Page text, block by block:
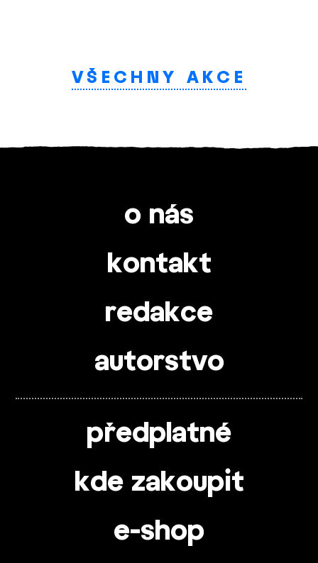
VŠECHNY AKCE
o nás
kontakt
redakce
autorstvo
předplatné
kde zakoupit
e-shop